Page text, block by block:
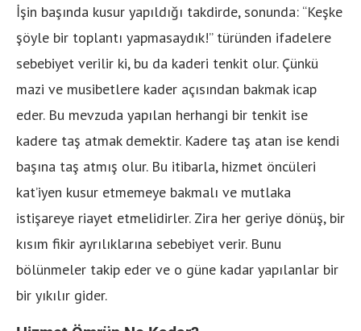
İşin başında kusur yapıldığı takdirde, sonunda: “Keşke
şöyle bir toplantı yapmasaydık!” türünden ifadelere
sebebiyet verilir ki, bu da kaderi tenkit olur. Çünkü
mazi ve musibetlere kader açısından bakmak icap
eder. Bu mevzuda yapılan herhangi bir tenkit ise
kadere taş atmak demektir. Kadere taş atan ise kendi
başına taş atmış olur. Bu itibarla, hizmet öncüleri
kat’iyen kusur etmemeye bakmalı ve mutlaka
istişareye riayet etmelidirler. Zira her geriye dönüş, bir
kısım fikir ayrılıklarına sebebiyet verir. Bunu
bölünmeler takip eder ve o güne kadar yapılanlar bir
bir yıkılır gider.